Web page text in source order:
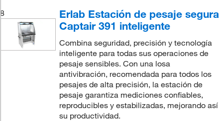
8
Erlab Estación de pesaje segura
Captair 391 inteligente
Combina seguridad, precisión y tecnología
inteligente para todas sus operaciones de
pesaje sensibles. Con una losa
antivibración, recomendada para todos los
pesajes de alta precisión, la estación de
pesaje garantiza mediciones confiables,
reproducibles y estabilizadas, mejorando así
su productividad.